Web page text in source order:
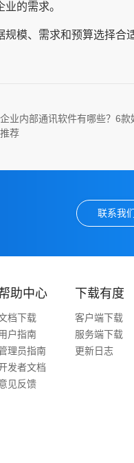
的需求。
模、需求和预算选择合
企业内部通讯软件有哪些？6款
推荐
联系我们
助中心
档下载
户指南
理员指南
发者文档
见反馈
下载有度
客户端下载
服务端下载
更新日志